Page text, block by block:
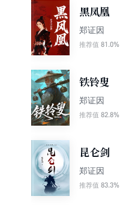
黑凤凰
郑证因
推荐值 81.0%
铁铃叟
郑证因
推荐值 82.8%
昆仑剑
郑证因
推荐值 83.3%